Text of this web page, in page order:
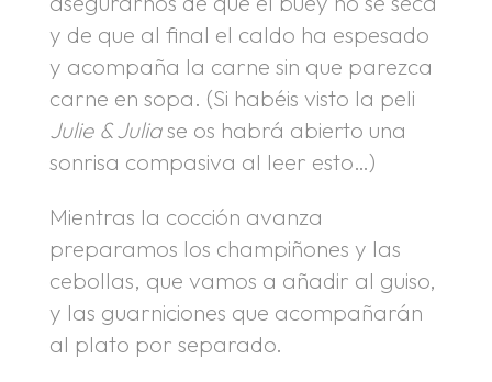
y de que al final el caldo ha espesado
y acompaña la carne sin que parezca
carne en sopa. (Si habéis visto la peli
Julie & Juliase os habrá abierto una
sonrisa compasiva al leer esto…)
Mientras la cocción avanza
preparamos los champiñones y las
cebollas, que vamos a añadir al guiso,
y las guarniciones que acompañarán
al plato por separado.